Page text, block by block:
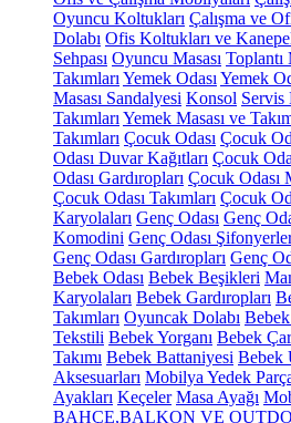
Oyuncu Koltukları Çalışma ve
Dolabı Ofis Koltukları ve
Sehpası Oyuncu Masası Toplantı
Takımları Yemek Odası Yemek
Masası Sandalyesi Konsol Servis
Takımları Yemek Masası ve
Takımları Çocuk Odası Çocuk
Odası Duvar Kağıtları Çocuk
Odası Gardıropları Çocuk Odası
Çocuk Odası Takımları Çocuk
Karyolaları Genç Odası Genç
Komodini Genç Odası
Genç Odası Gardıropları Genç
Bebek Odası Bebek Beşikleri
Karyolaları Bebek Gardıropları
Takımları Oyuncak Dolabı
Tekstili Bebek Yorganı Bebek
Takımı Bebek Battaniyesi Bebek
Aksesuarları Mobilya Yedek
Ayakları Keçeler Masa Ayağı
BAHÇE,BALKON VE